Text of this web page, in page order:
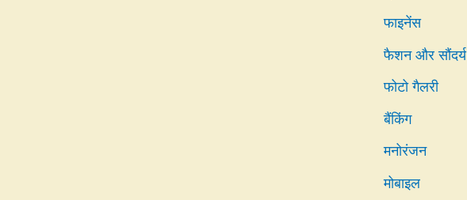
फाइनेंस
फैशन और सौंदर्य
फोटो गैलरी
बैंकिंग
मनोरंजन
मोबाइल